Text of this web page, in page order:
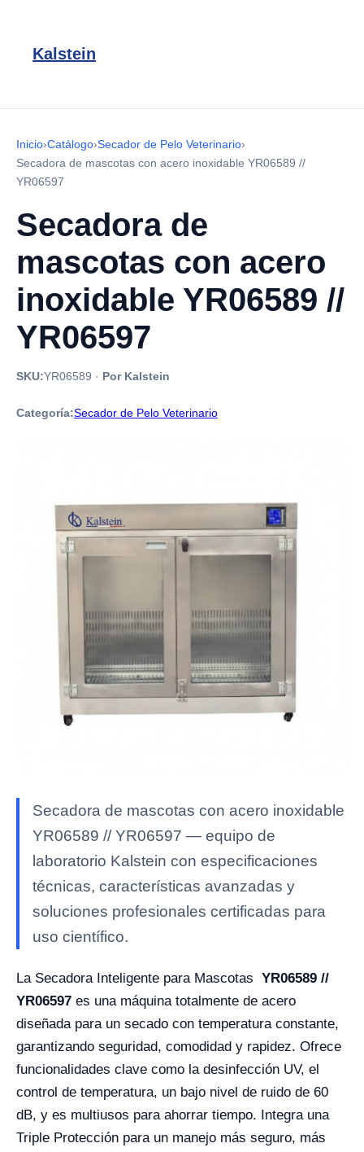
Kalstein
Inicio›Catálogo›Secador de Pelo Veterinario›
Secadora de mascotas con acero inoxidable YR06589 //
YR06597
Secadora de
mascotas con acero
inoxidable YR06589 //
YR06597
SKU:YR06589 · Por Kalstein
Categoría:Secador de Pelo Veterinario
Secadora de mascotas con acero inoxidable
YR06589 // YR06597 — equipo de
laboratorio Kalstein con especificaciones
técnicas, características avanzadas y
soluciones profesionales certificadas para
uso científico.
La Secadora Inteligente para Mascotas YR06589 //
YR06597 es una máquina totalmente de acero
diseñada para un secado con temperatura constante,
garantizando seguridad, comodidad y rapidez. Ofrece
funcionalidades clave como la desinfección UV, el
control de temperatura, un bajo nivel de ruido de 60
dB, y es multiusos para ahorrar tiempo. Integra una
Triple Protección para un manejo más seguro, más